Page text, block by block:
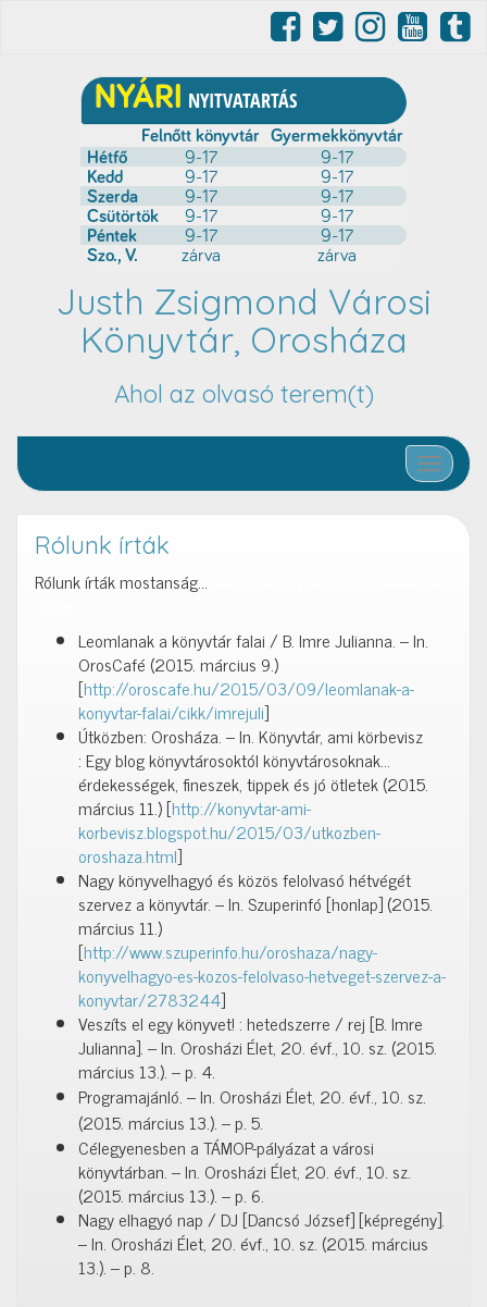
Justh Zsigmond Városi
Könyvtár, Orosháza
Ahol az olvasó terem(t)
Toggle
Rólunk írták
Rólunk írták mostanság…
Leomlanak a könyvtár falai / B. Imre Julianna. – In.
OrosCafé (2015. március 9.)
[http://oroscafe.hu/2015/03/09/leomlanak-a-
konyvtar-falai/cikk/imrejuli]
Útközben: Orosháza. – In. Könyvtár, ami körbevisz
: Egy blog könyvtárosoktól könyvtárosoknak…
érdekességek, fineszek, tippek és jó ötletek (2015.
március 11.) [http://konyvtar-ami-
korbevisz.blogspot.hu/2015/03/utkozben-
oroshaza.html]
Nagy könyvelhagyó és közös felolvasó hétvégét
szervez a könyvtár. – In. Szuperinfó [honlap] (2015.
március 11.)
[http://www.szuperinfo.hu/oroshaza/nagy-
konyvelhagyo-es-kozos-felolvaso-hetveget-szervez-a-
konyvtar/2783244]
Veszíts el egy könyvet! : hetedszerre / rej [B. Imre
Julianna]. – In. Orosházi Élet, 20. évf., 10. sz. (2015.
március 13.). – p. 4.
Programajánló. – In. Orosházi Élet, 20. évf., 10. sz.
(2015. március 13.). – p. 5.
Célegyenesben a TÁMOP-pályázat a városi
könyvtárban. – In. Orosházi Élet, 20. évf., 10. sz.
(2015. március 13.). – p. 6.
Nagy elhagyó nap / DJ [Dancsó József] [képregény].
– In. Orosházi Élet, 20. évf., 10. sz. (2015. március
13.). – p. 8.